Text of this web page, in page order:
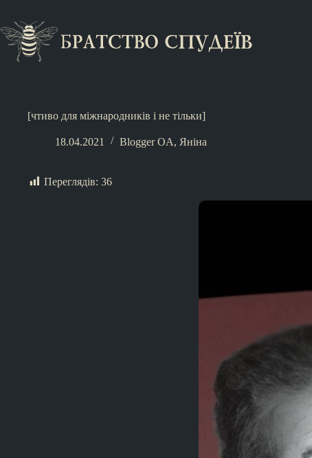
[чтиво для міжнародників і не тільки]
18.04.2021 Blogger OA, Яніна
Переглядів: 36